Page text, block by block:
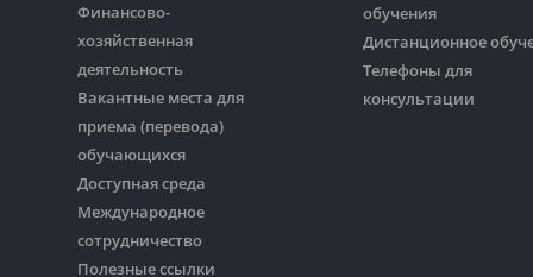
Финансово-
хозяйственная
деятельность
Вакантные места для
приема (перевода)
обучающихся
Доступная среда
Международное
сотрудничество
Полезные ссылки
обучения
Дистанционное
Телефоны для
консультации